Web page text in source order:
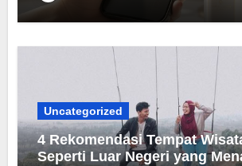
Uncategorized
4 Rekomendasi Tempat
Seperti Luar Negeri yang